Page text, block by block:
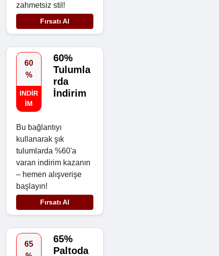
zahmetsiz stil!
Fırsatı Al
60
%
INDIR
IM
60%
Tulumla
rda
İndirim
Bu bağlantıyı
kullanarak şık
tulumlarda %60'a
varan indirim kazanın
– hemen alışverişe
başlayın!
Fırsatı Al
65
65%
Paltoda